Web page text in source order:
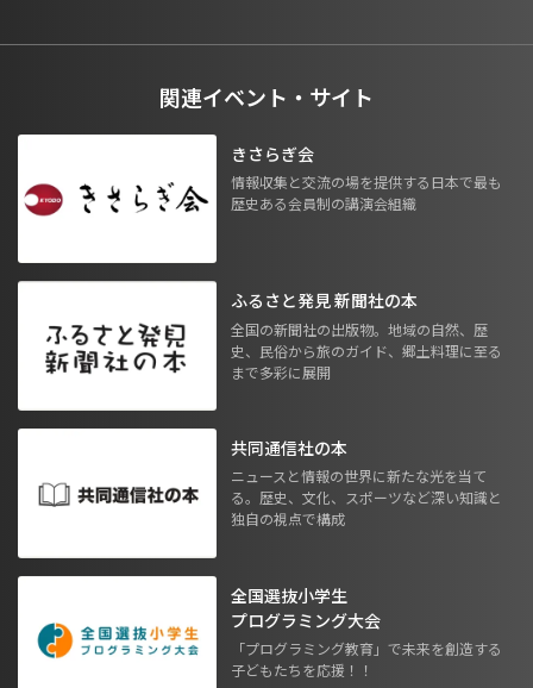
関連イベント・サイト
きさらぎ会
情報収集と交流の場を提供する日本で最も
歴史ある会員制の講演会組織
ふるさと発見 新聞社の本
全国の新聞社の出版物。地域の自然、歴
史、民俗から旅のガイド、郷土料理に至る
まで多彩に展開
共同通信社の本
ニュースと情報の世界に新たな光を当て
る。歴史、文化、スポーツなど深い知識と
独自の視点で構成
全国選抜小学生
プログラミング大会
「プログラミング教育」で未来を創造する
子どもたちを応援！！